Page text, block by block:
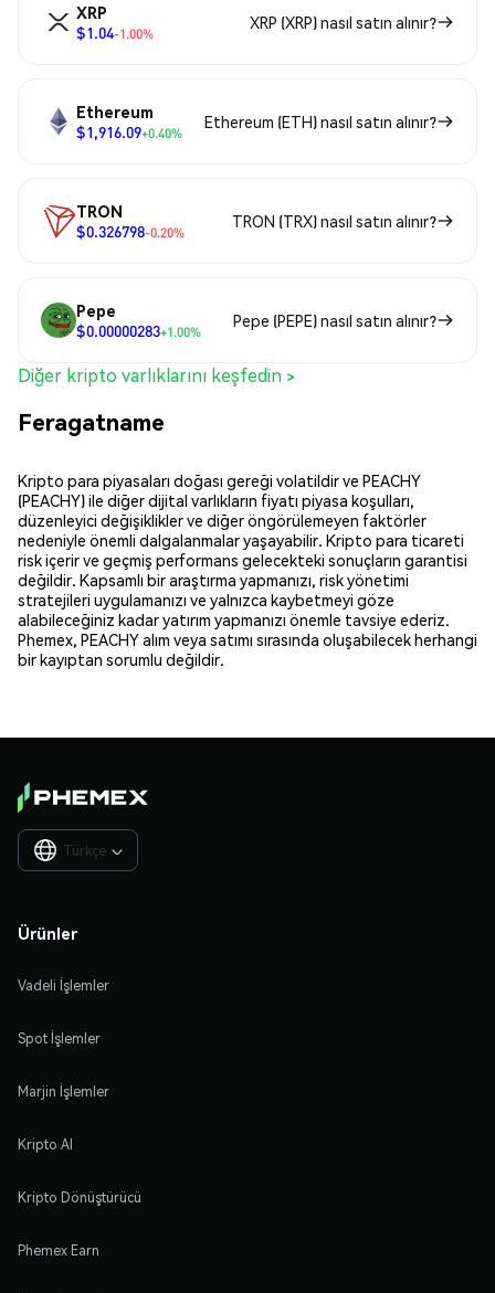
XRP
$1.04-1.00%
XRP (XRP) nasıl satın alınır?
Ethereum
$1,916.09+0.40%
Ethereum (ETH) nasıl satın alınır?
TRON
$0.326798-0.20%
TRON (TRX) nasıl satın alınır?
Pepe
$0.00000283+1.00%
Pepe (PEPE) nasıl satın alınır?
Diğer kripto varlıklarını keşfedin >
Feragatname
Kripto para piyasaları doğası gereği volatildir ve PEACHY
(PEACHY) ile diğer dijital varlıkların fiyatı piyasa koşulları,
düzenleyici değişiklikler ve diğer öngörülemeyen faktörler
nedeniyle önemli dalgalanmalar yaşayabilir. Kripto para ticareti
risk içerir ve geçmiş performans gelecekteki sonuçların garantisi
değildir. Kapsamlı bir araştırma yapmanızı, risk yönetimi
stratejileri uygulamanızı ve yalnızca kaybetmeyi göze
alabileceğiniz kadar yatırım yapmanızı önemle tavsiye ederiz.
Phemex, PEACHY alım veya satımı sırasında oluşabilecek herhangi
bir kayıptan sorumlu değildir.
Türkçe 
Ürünler
Vadeli İşlemler
Spot İşlemler
Marjin İşlemler
Kripto Al
Kripto Dönüştürücü
Phemex Earn